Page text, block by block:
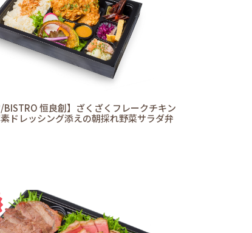
/BISTRO 恒良創】ざくざくフレークチキン
ドレッシング添えの朝採れ野菜サラダ弁